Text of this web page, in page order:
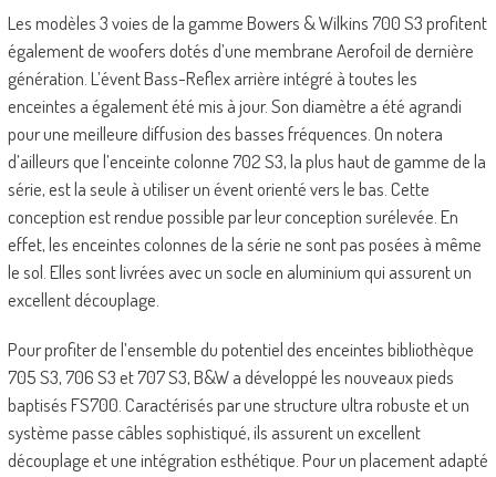
Les modèles 3 voies de la gamme Bowers & Wilkins 700 S3 profitent
également de woofers dotés d’une membrane Aerofoil de dernière
génération. L’évent Bass-Reflex arrière intégré à toutes les
enceintes a également été mis à jour. Son diamètre a été agrandi
pour une meilleure diffusion des basses fréquences. On notera
d’ailleurs que l’enceinte colonne 702 S3, la plus haut de gamme de la
série, est la seule à utiliser un évent orienté vers le bas. Cette
conception est rendue possible par leur conception surélevée. En
effet, les enceintes colonnes de la série ne sont pas posées à même
le sol. Elles sont livrées avec un socle en aluminium qui assurent un
excellent découplage.
Pour profiter de l’ensemble du potentiel des enceintes bibliothèque
705 S3, 706 S3 et 707 S3, B&W a développé les nouveaux pieds
baptisés FS700. Caractérisés par une structure ultra robuste et un
système passe câbles sophistiqué, ils assurent un excellent
découplage et une intégration esthétique. Pour un placement adapté